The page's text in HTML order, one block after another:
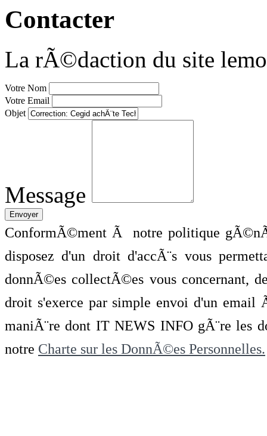
Contacter
La rÃ©daction du site
Votre Nom
Votre Email
Objet
Message
ConformÃ©ment Ã notre politique
disposez d'un droit d'accÃ¨s vous
donnÃ©es collectÃ©es vous concernant,
droit s'exerce par simple envoi d'un
maniÃ¨re dont IT NEWS INFO gÃ¨re les
notre Charte sur les DonnÃ©es Personnelles.